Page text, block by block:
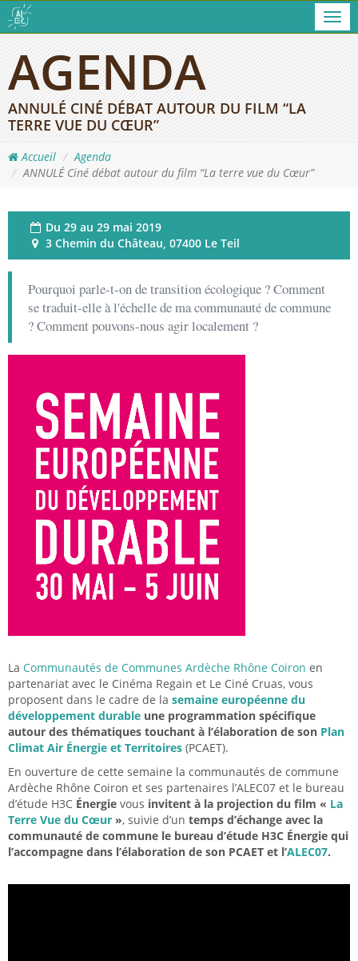
AGENDA
ANNULÉ CINÉ DÉBAT AUTOUR DU FILM “LA
TERRE VUE DU CŒUR”
Accueil
Agenda
ANNULÉ Ciné débat autour du film “La terre vue du Cœur”
Du 29 au 29 mai 2019
3 Chemin du Château, 07400 Le Teil
Pourquoi parle-t-on de transition écologique ? Comment
se traduit-elle à l'échelle de ma communauté de commune
? Comment pouvons-nous agir localement ?
La Communautés de Communes Ardèche Rhône Coiron en
partenariat avec le Cinéma Regain et Le Ciné Cruas, vous
proposent dans le cadre de la semaine européenne du
développement durable une programmation spécifique
autour des thématiques touchant à l’élaboration de son Plan
Climat Air Énergie et Territoires (PCAET).
En ouverture de cette semaine la communautés de commune
Ardèche Rhône Coiron et ses partenaires l’ALEC07 et le bureau
d’étude H3C Énergie vous invitent à la projection du film « La
Terre Vue du Cœur », suivie d’un temps d’échange avec la
communauté de commune le bureau d’étude H3C Énergie qui
l’accompagne dans l’élaboration de son PCAET et l’ALEC07.